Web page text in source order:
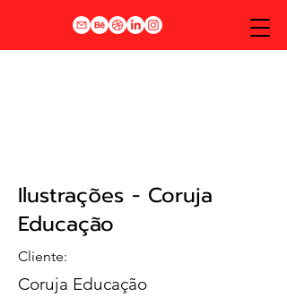
Ilustrações - Coruja
Educação
Cliente:
Coruja Educação